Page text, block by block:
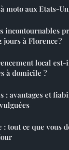
moto aux Etats-
incontournables
à Florence ?
local
à domicile ?
: avantages et
tout ce que vous